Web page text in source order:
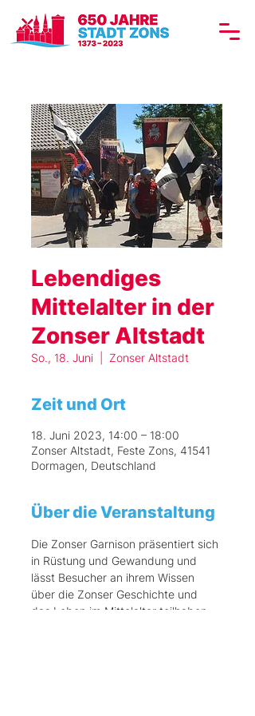
Lebendiges
Mittelalter in der
Zonser Altstadt
So., 18. Juni Zonser Altstadt
Zeit und Ort
18. Juni 2023, 14:00 – 18:00
Zonser Altstadt, Feste Zons, 41541
Dormagen, Deutschland
Über die Veranstaltung
Die Zonser Garnison präsentiert sich
in Rüstung und Gewandung und
lässt Besucher an ihrem Wissen
über die Zonser Geschichte und
das Leben im Mittelalter teilhaben.